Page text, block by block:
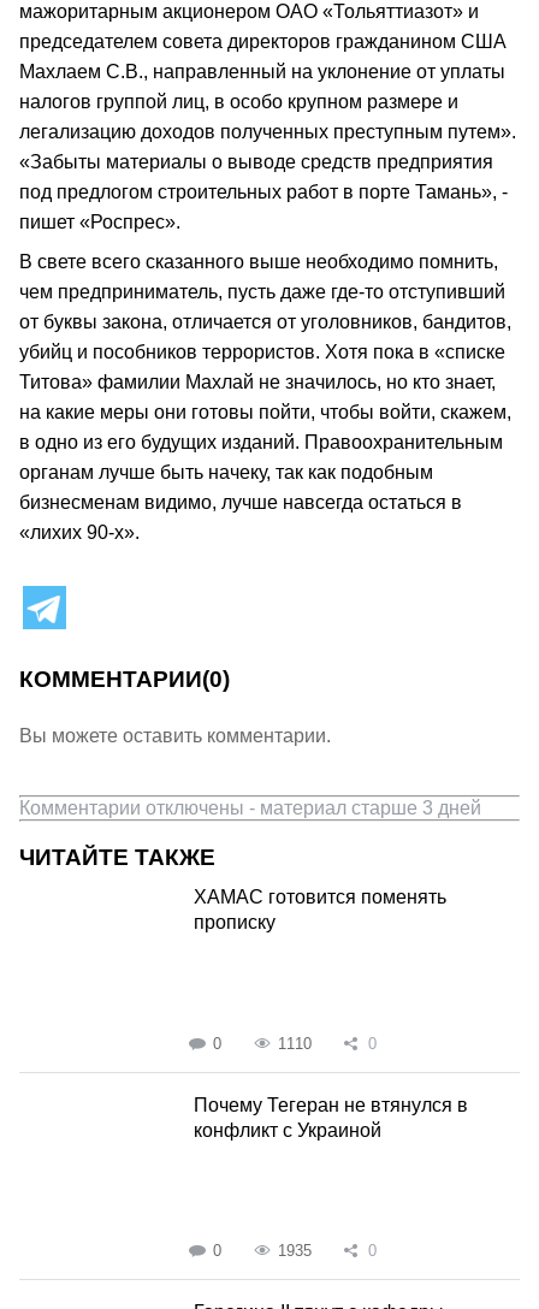
мажоритарным акционером ОАО «Тольяттиазот» и
председателем совета директоров гражданином США
Махлаем С.В., направленный на уклонение от уплаты
налогов группой лиц, в особо крупном размере и
легализацию доходов полученных преступным путем».
«Забыты материалы о выводе средств предприятия
под предлогом строительных работ в порте Тамань», -
пишет «Роспрес».
В свете всего сказанного выше необходимо помнить,
чем предприниматель, пусть даже где-то отступивший
от буквы закона, отличается от уголовников, бандитов,
убийц и пособников террористов. Хотя пока в «списке
Титова» фамилии Махлай не значилось, но кто знает,
на какие меры они готовы пойти, чтобы войти, скажем,
в одно из его будущих изданий. Правоохранительным
органам лучше быть начеку, так как подобным
бизнесменам видимо, лучше навсегда остаться в
«лихих 90-х».
КОММЕНТАРИИ(0)
Вы можете оставить комментарии.
Комментарии отключены - материал старше 3 дней
ЧИТАЙТЕ ТАКЖЕ
ХАМАС готовится поменять
прописку
0 1110 0
Почему Тегеран не втянулся в
конфликт с Украиной
0 1935 0